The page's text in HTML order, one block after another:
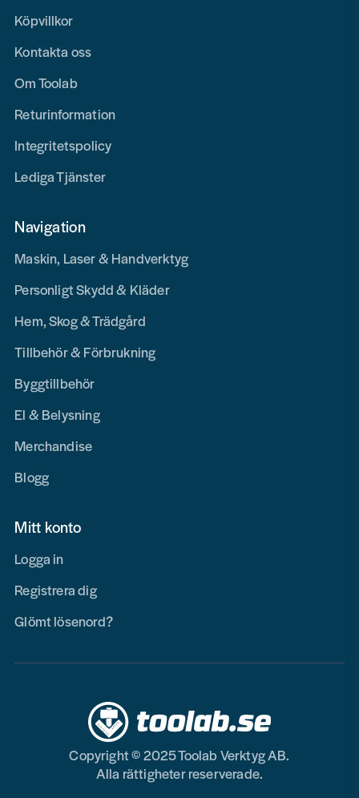
Köpvillkor
Kontakta oss
Om Toolab
Returinformation
Integritetspolicy
Lediga Tjänster
Navigation
Maskin, Laser & Handverktyg
Personligt Skydd & Kläder
Hem, Skog & Trädgård
Tillbehör & Förbrukning
Byggtillbehör
El & Belysning
Merchandise
Blogg
Mitt konto
Logga in
Registrera dig
Glömt lösenord?
Copyright © 2025 Toolab Verktyg AB.
Alla rättigheter reserverade.